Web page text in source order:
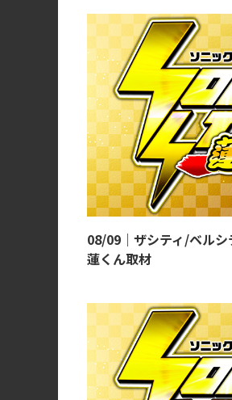
08/09｜ザシティ/ベルシ
蓮くん取材